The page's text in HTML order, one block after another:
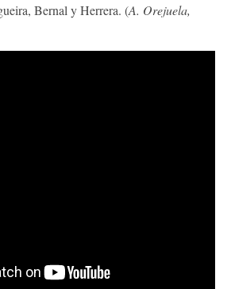
Bernal y Herrera. (A. Orejuela,